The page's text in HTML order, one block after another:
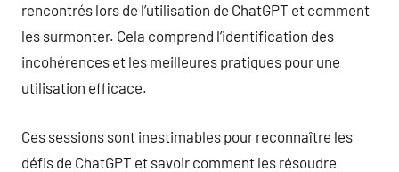
rencontrés lors de l’utilisation de ChatGPT et comment
les surmonter. Cela comprend l’identification des
incohérences et les meilleures pratiques pour une
utilisation efficace.
Ces sessions sont inestimables pour reconnaître les
défis de ChatGPT et savoir comment les résoudre